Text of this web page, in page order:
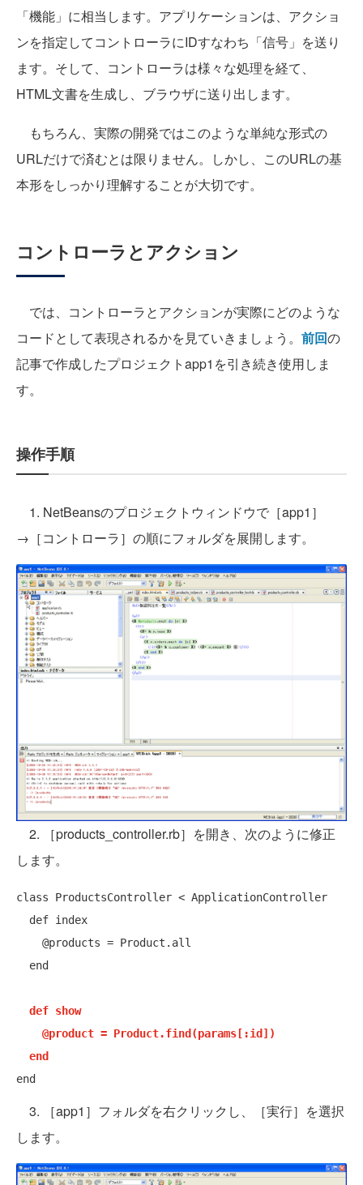
「機能」に相当します。アプリケーションは、アクショ
ンを指定してコントローラにIDすなわち「信号」を送り
ます。そして、コントローラは様々な処理を経て、
HTML文書を生成し、ブラウザに送り出します。
もちろん、実際の開発ではこのような単純な形式の
URLだけで済むとは限りません。しかし、このURLの基
本形をしっかり理解することが大切です。
コントローラとアクション
では、コントローラとアクションが実際にどのような
コードとして表現されるかを見ていきましょう。 前回の
記事で作成したプロジェクトapp1を引き続き使用しま
す。
操作手順
1. NetBeansのプロジェクトウィンドウで［app1］
→［コントローラ］の順にフォルダを展開します。
2. ［products_controller.rb］を開き、次のように修正
します。
class ProductsController < ApplicationController
def show
@product = Product.find(params[:id])
end
3. ［app1］フォルダを右クリックし、［実行］を選択
します。